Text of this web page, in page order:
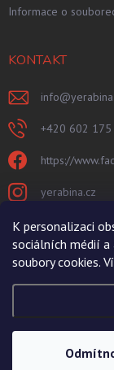
K personalizaci
sociálních médií
soubory cookies.
Informace o
KONTAKT
info@
+420 602 175
https://
yerabina.cz
https://
@yerabina
Copyright 2026